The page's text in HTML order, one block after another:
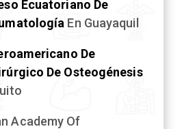
Ecuatoriano De
En Guayaquil
De
De Osteogénesis
Academy Of